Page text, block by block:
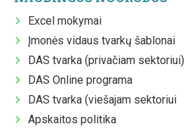
Excel mokymai
Įmonės vidaus tvarkų šablonai
DAS tvarka (privačiam sektoriui)
DAS Online programa
DAS tvarka (viešajam sektoriui
Apskaitos politika